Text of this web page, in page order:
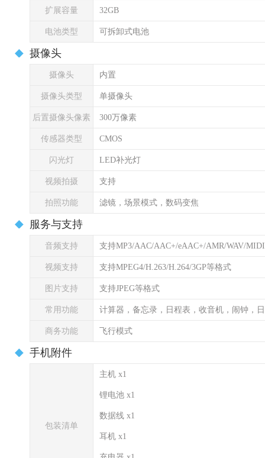
扩展容量 32GB
电池类型 可拆卸式电池
摄像头
摄像头 内置
摄像头类型 单摄像头
后置摄像头像素 300万像素
传感器类型 CMOS
闪光灯 LED补光灯
视频拍摄 支持
拍照功能 滤镜，场景模式，数码变焦
服务与支持
音频支持 支持MP3/AAC/AAC+/eAAC+/AMR/WAV/
视频支持 支持MPEG4/H.263/H.264/3GP等格式
图片支持 支持JPEG等格式
常用功能 计算器，备忘录，日程表，收音机，闹钟，
商务功能 飞行模式
手机附件
包装清单
主机 x1
锂电池 x1
数据线 x1
耳机 x1